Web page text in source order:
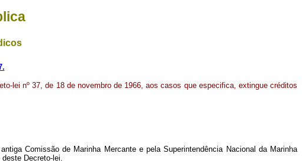
lei nº 37, de 18 de novembro de 1966, aos casos que especifica, extingue créditos
Comissão de Marinha Mercante e pela Superintendência Nacional da Marinha
Decreto-lei.